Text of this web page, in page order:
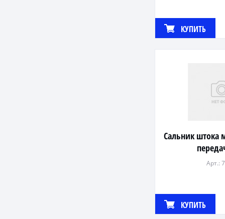
КУПИТЬ
Сальник штока
Арт.:
КУПИТЬ